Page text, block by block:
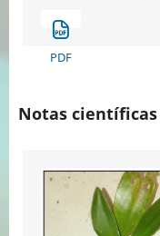
PDF
Notas científicas